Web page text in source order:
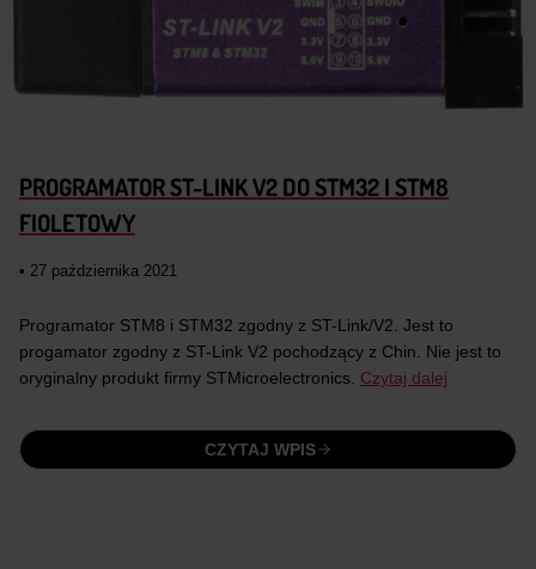
PROGRAMATOR ST-LINK V2 DO STM32 I STM8
FIOLETOWY
• 27 października 2021
Programator STM8 i STM32 zgodny z ST-Link/V2. Jest to
progamator zgodny z ST-Link V2 pochodzący z Chin. Nie jest to
oryginalny produkt firmy STMicroelectronics. Czytaj dalej
CZYTAJ WPIS